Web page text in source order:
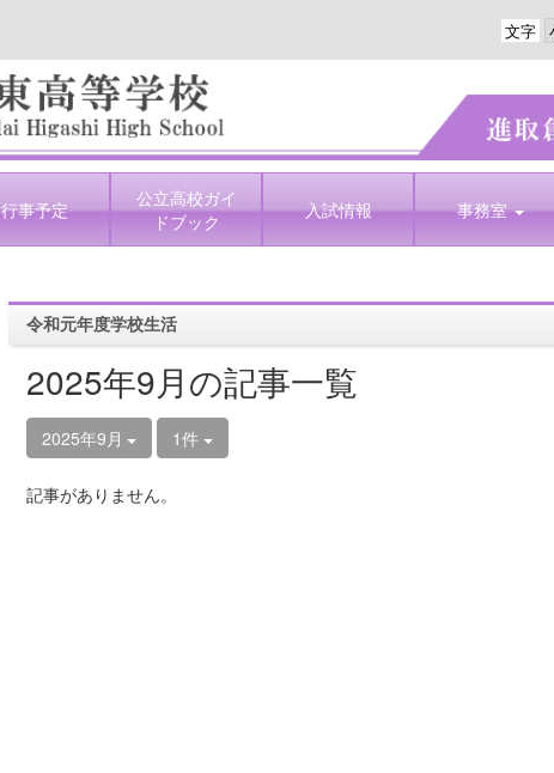
文字
行事予定
公立高校ガイ
ドブック
入試情報 事務室
令和元年度学校生活
2025年9月の記事一覧
2025年9月 1件
記事がありません。